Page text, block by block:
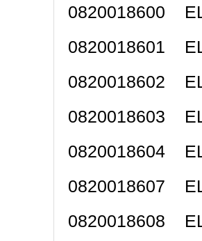
0820018600
0820018601
0820018602
0820018603
0820018604
0820018607
0820018608